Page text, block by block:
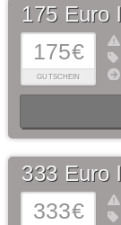
175€
GUTSCHEIN
175 Euro
333€
333 Euro